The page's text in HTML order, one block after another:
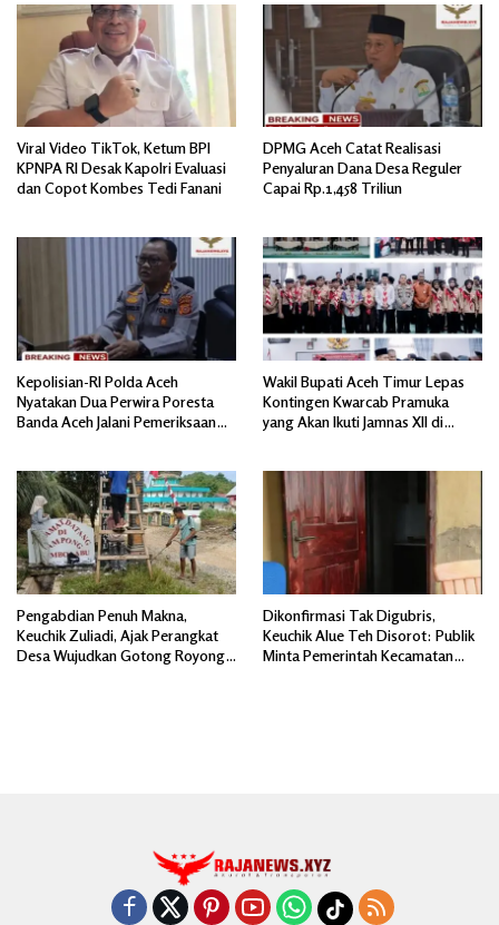
Viral Video TikTok, Ketum BPI
KPNPA RI Desak Kapolri Evaluasi
dan Copot Kombes Tedi Fanani
DPMG Aceh Catat Realisasi
Penyaluran Dana Desa Reguler
Capai Rp.1,458 Triliun
Kepolisian-RI Polda Aceh
Nyatakan Dua Perwira Poresta
Banda Aceh Jalani Pemeriksaan
Wakil Bupati Aceh Timur Lepas
Kontingen Kwarcab Pramuka
yang Akan Ikuti Jamnas XII di
Pengabdian Penuh Makna,
Keuchik Zuliadi, Ajak Perangkat
Desa Wujudkan Gotong Royong,
Dikonfirmasi Tak Digubris,
Keuchik Alue Teh Disorot: Publik
Minta Pemerintah Kecamatan